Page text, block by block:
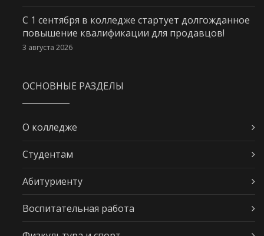
С 1 сентября в колледже стартует долгожданное
повышение квалификации для продавцов!
3 августа 2026
ОСНОВНЫЕ РАЗДЕЛЫ
О колледже
Студентам
Абитуриенту
Воспитательная работа